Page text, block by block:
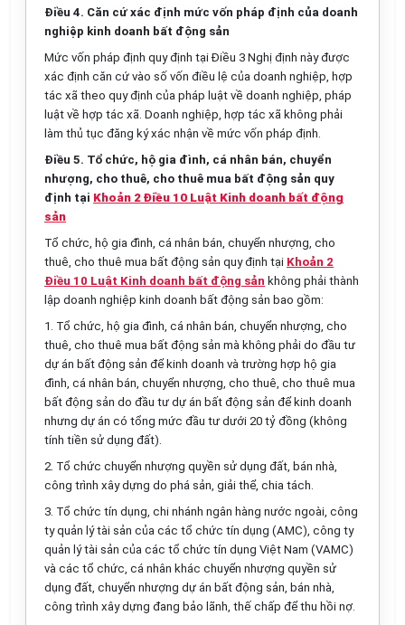
Điều 4. Căn cứ xác định mức vốn pháp định của doanh
nghiệp kinh doanh bất động sản
Mức vốn pháp định quy định tại Điều 3 Nghị định này được
xác định căn cứ vào số vốn điều lệ của doanh nghiệp, hợp
tác xã theo quy định của pháp luật về doanh nghiệp, pháp
luật về hợp tác xã. Doanh nghiệp, hợp tác xã không phải
làm thủ tục đăng ký xác nhận về mức vốn pháp định.
Điều 5. Tổ chức, hộ gia đình, cá nhân bán, chuyển
nhượng, cho thuê, cho thuê mua bất động sản quy
định tại Khoản 2 Điều 10 Luật Kinh doanh bất động
sản
Tổ chức, hộ gia đình, cá nhân bán, chuyển nhượng, cho
thuê, cho thuê mua bất động sản quy định tại Khoản 2
Điều 10 Luật Kinh doanh bất động sản không phải thành
lập doanh nghiệp kinh doanh bất động sản bao gồm:
1. Tổ chức, hộ gia đình, cá nhân bán, chuyển nhượng, cho
thuê, cho thuê mua bất động sản mà không phải do đầu tư
dự án bất động sản để kinh doanh và trường hợp hộ gia
đình, cá nhân bán, chuyển nhượng, cho thuê, cho thuê mua
bất động sản do đầu tư dự án bất động sản để kinh doanh
nhưng dự án có tổng mức đầu tư dưới 20 tỷ đồng (không
tính tiền sử dụng đất).
2. Tổ chức chuyển nhượng quyền sử dụng đất, bán nhà,
công trình xây dựng do phá sản, giải thể, chia tách.
3. Tổ chức tín dụng, chi nhánh ngân hàng nước ngoài, công
ty quản lý tài sản của các tổ chức tín dụng (AMC), công ty
quản lý tài sản của các tổ chức tín dụng Việt Nam (VAMC)
và các tổ chức, cá nhân khác chuyển nhượng quyền sử
dụng đất, chuyển nhượng dự án bất động sản, bán nhà,
công trình xây dựng đang bảo lãnh, thế chấp để thu hồi nợ.